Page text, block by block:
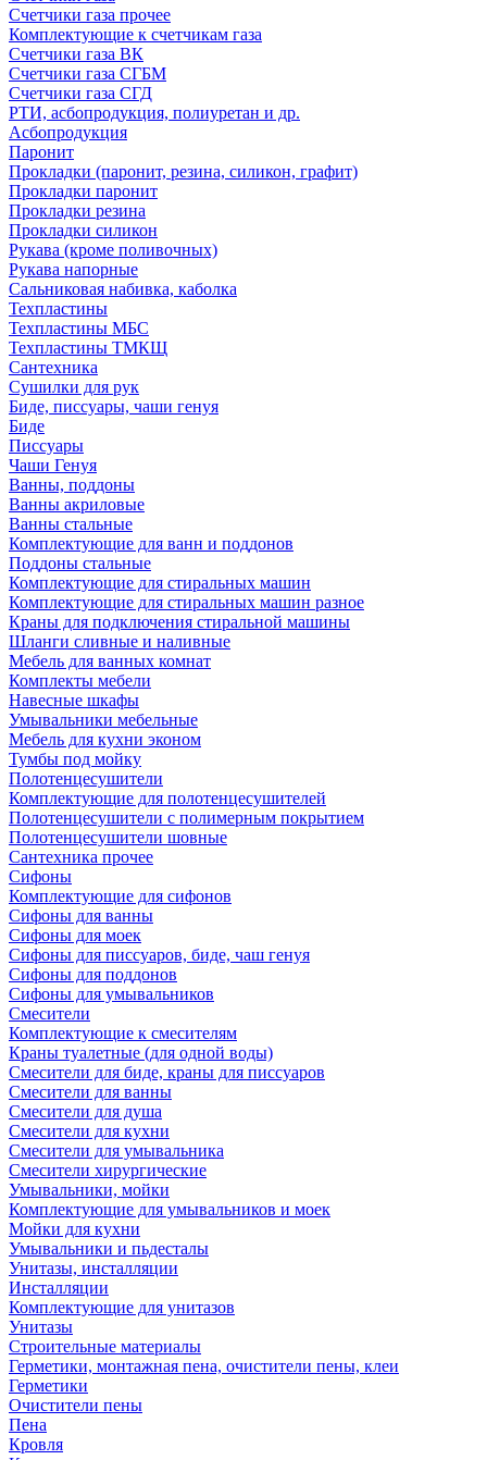
Счетчики газа прочее
Комплектующие к счетчикам газа
Счетчики газа ВК
Счетчики газа СГБМ
Счетчики газа СГД
РТИ, асбопродукция, полиуретан и др.
Асбопродукция
Паронит
Прокладки (паронит, резина, силикон, графит)
Прокладки паронит
Прокладки резина
Прокладки силикон
Рукава (кроме поливочных)
Рукава напорные
Сальниковая набивка, каболка
Техпластины
Техпластины МБС
Техпластины ТМКЩ
Сантехника
Сушилки для рук
Биде, писсуары, чаши генуя
Биде
Писсуары
Чаши Генуя
Ванны, поддоны
Ванны акриловые
Ванны стальные
Комплектующие для ванн и поддонов
Поддоны стальные
Комплектующие для стиральных машин
Комплектующие для стиральных машин разное
Краны для подключения стиральной машины
Шланги сливные и наливные
Мебель для ванных комнат
Комплекты мебели
Навесные шкафы
Умывальники мебельные
Мебель для кухни эконом
Тумбы под мойку
Полотенцесушители
Комплектующие для полотенцесушителей
Полотенцесушители с полимерным покрытием
Полотенцесушители шовные
Сантехника прочее
Сифоны
Комплектующие для сифонов
Сифоны для ванны
Сифоны для моек
Сифоны для писсуаров, биде, чаш генуя
Сифоны для поддонов
Сифоны для умывальников
Смесители
Комплектующие к смесителям
Краны туалетные (для одной воды)
Смесители для биде, краны для писсуаров
Смесители для ванны
Смесители для душа
Смесители для кухни
Смесители для умывальника
Смесители хирургические
Умывальники, мойки
Комплектующие для умывальников и моек
Мойки для кухни
Умывальники и пьдесталы
Унитазы, инсталляции
Инсталляции
Комплектующие для унитазов
Унитазы
Строительные материалы
Герметики, монтажная пена, очистители пены, клеи
Герметики
Очистители пены
Пена
Кровля